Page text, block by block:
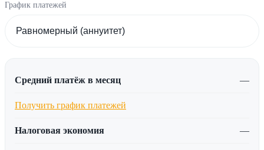
График платежей
Средний платёж в месяц —
Получить график платежей
Налоговая экономия —